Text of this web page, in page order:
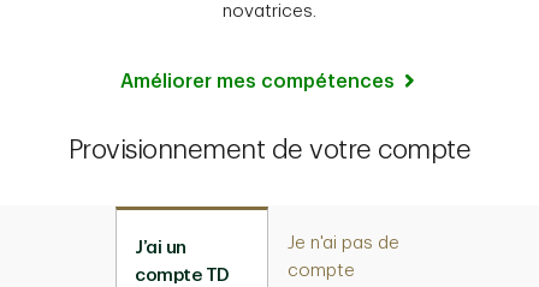
novatrices.
Améliorer mes compétences
Provisionnement de votre compte
J’ai un
compte TD
Je n'ai pas de
compte